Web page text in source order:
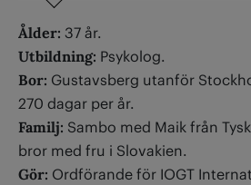
Ålder: 37 år.
Utbildning: Psykolog.
Bor: Gustavsberg utanför
270 dagar per år.
Familj: Sambo med Maik från
bror med fru i Slovakien.
Gör: Ordförande för IOGT